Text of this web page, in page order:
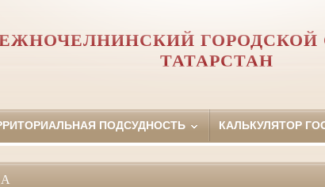
ГОРОДСКОЙ
ТАТАРСТАН
ПОДСУДНОСТЬ КАЛЬКУЛЯТОР